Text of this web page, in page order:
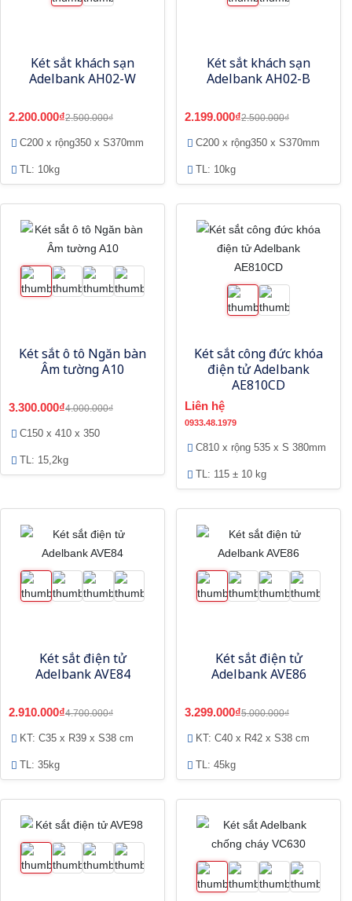
Két sắt khách sạn
Adelbank AH02-W
2.200.000₫2.500.000₫
C200 x rộng350 x S370mm
TL: 10kg
Két sắt khách sạn
Adelbank AH02-B
2.199.000₫2.500.000₫
C200 x rộng350 x S370mm
TL: 10kg
Két sắt ô tô Ngăn bàn
Âm tường A10
3.300.000₫4.000.000₫
C150 x 410 x 350
TL: 15,2kg
Két sắt công đức khóa
điện tử Adelbank
AE810CD
Liên hệ
0933.48.1979
C810 x rộng 535 x S 380mm
TL: 115 ± 10 kg
Két sắt điện tử
Adelbank AVE84
2.910.000₫4.700.000₫
KT: C35 x R39 x S38 cm
TL: 35kg
Két sắt điện tử
Adelbank AVE86
3.299.000₫5.000.000₫
KT: C40 x R42 x S38 cm
TL: 45kg